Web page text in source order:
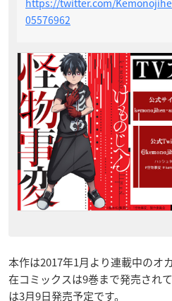
05576962
本作は2017年1月より連載中のオ
在コミックスは9巻まで発売され
は3月9日発売予定です。